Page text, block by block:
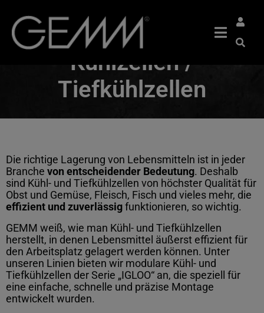
Kühlzellen /
Tiefkühlzellen
Die richtige Lagerung von Lebensmitteln ist in jeder
Branche von entscheidender Bedeutung. Deshalb
sind Kühl- und Tiefkühlzellen von höchster Qualität für
Obst und Gemüse, Fleisch, Fisch und vieles mehr, die
effizient und zuverlässigfunktionieren, so wichtig.
GEMM weiß, wie man Kühl- und Tiefkühlzellen
herstellt, in denen Lebensmittel äußerst effizient für
den Arbeitsplatz gelagert werden können. Unter
unseren Linien bieten wir modulare Kühl- und
Tiefkühlzellen der Serie „IGLOO“ an, die speziell für
eine einfache, schnelle und präzise Montage
entwickelt wurden.